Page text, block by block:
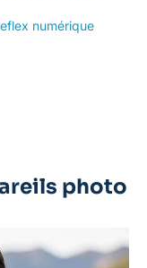
numérique
photo